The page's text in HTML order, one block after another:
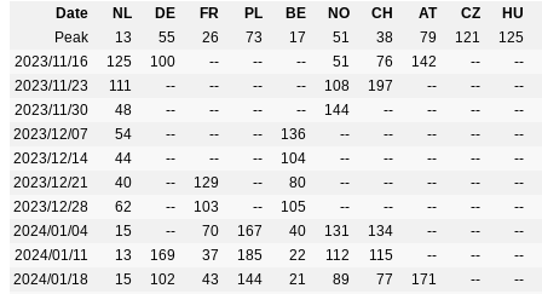
Date NL DE FR PL BE NO CH AT CZ
HU
Peak
13 55 26 73 17 51 38 79 121
125
2023/11/16
125 100 -- -- -- 51 76 142 --
--
2023/11/23
111 -- -- -- -- 108 197 -- --
--
2023/11/30
48 -- -- -- -- 144 -- -- --
--
2023/12/07
54 -- -- -- 136 -- -- -- --
--
2023/12/14
44 -- -- -- 104 -- -- -- --
--
2023/12/21
40 -- 129 -- 80 -- -- -- --
--
2023/12/28
62 -- 103 -- 105 -- -- -- --
--
2024/01/04
15 -- 70 167 40 131 134 -- --
--
2024/01/11
13 169 37 185 22 112 115 -- --
--
2024/01/18
15 102 43 144 21 89 77 171 --
--